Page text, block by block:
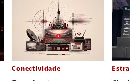
Conectividade